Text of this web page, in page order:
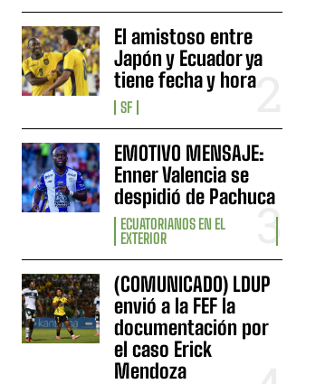
El amistoso entre
Japón y Ecuador ya
tiene fecha y hora
SF
EMOTIVO MENSAJE:
Enner Valencia se
despidió de Pachuca
ECUATORIANOS EN EL
EXTERIOR
(COMUNICADO) LDUP
envió a la FEF la
documentación por
el caso Erick
Mendoza